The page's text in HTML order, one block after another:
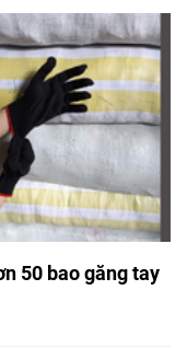
50 bao găng tay